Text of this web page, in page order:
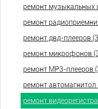
ремонт музыкальных
ремонт
ремонт двд-плееров
ремонт микрофонов
ремонт МР3-плееров
ремонт автомагнитол
ремонт